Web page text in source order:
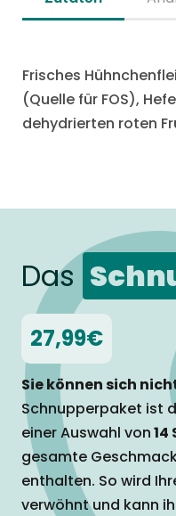
Frisches
(Quelle für FOS),
dehydrierten roten
Das
27,99€
Sie können sich
Schnupperpaket ist
einer Auswahl von14
gesamte
enthalten. So wird
verwöhnt und kann